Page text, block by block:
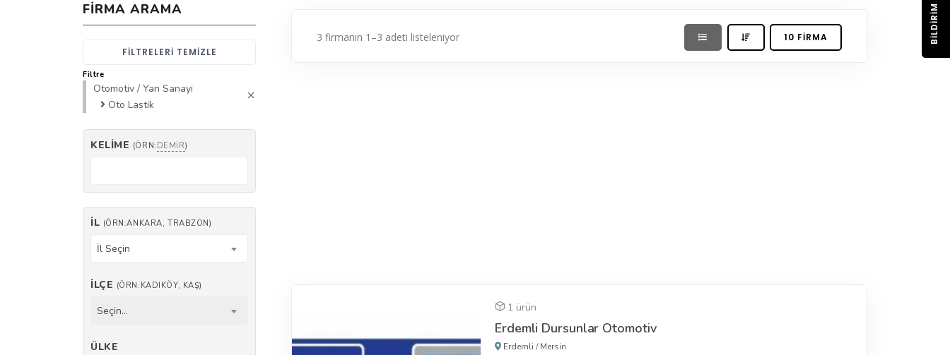
3 firmanın 1–3 adeti listeleniyor 10 FIRMA
1 ürün
Erdemli Dursunlar Otomotiv
Erdemli /Mersin
FIRMA ARAMA
FILTRELERI TEMIZLE
Filtre
Otomotiv / Yan Sanayi
Oto Lastik
KELIME (ÖRN: DEMIR)
İL (ÖRN:ANKARA, TRABZON)
İl Seçin
İLÇE (ÖRN:KADIKÖY, KAŞ)
Seçin...
ÜLKE
BILDIRIM